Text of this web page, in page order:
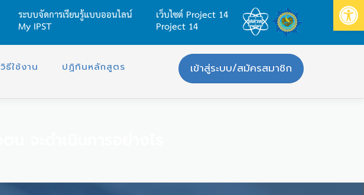
ระบบจัดการเรียนรู้แบบออนไลน์
My IPST
เว็บไซต์ Project 14
Project 14
วิธีใช้งาน ปฏิทินหลักสูตร เข้าสู่ระบบ/สมัครสมาชิก